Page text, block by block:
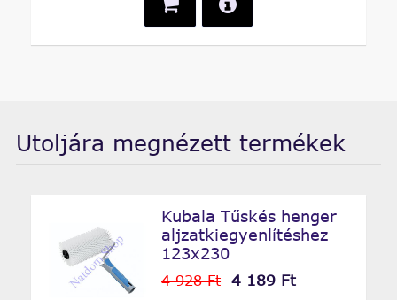
Utoljára megnézett termékek
Kubala Tűskés henger
aljzatkiegyenlítéshez
123x230
4 928 Ft 4 189 Ft